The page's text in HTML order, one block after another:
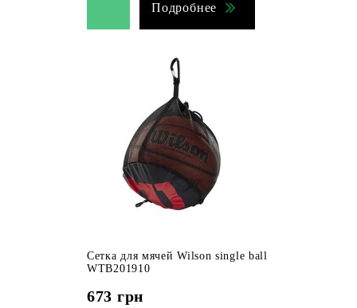
Подробнее
Сетка для мячей Wilson single ball
WTB201910
673 грн